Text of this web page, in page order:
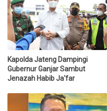
Kapolda Jateng Dampingi
Gubernur Ganjar Sambut
Jenazah Habib Ja'far